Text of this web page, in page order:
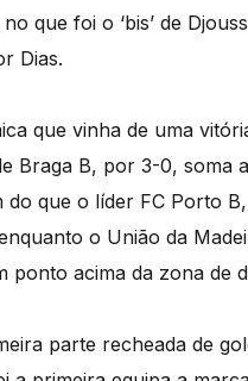
que foi o ‘bis’ de
Dias.
que vinha de uma
Braga B, por 3-0, soma
do que o líder FC Porto
o União da
ponto acima da zona de
parte recheada de